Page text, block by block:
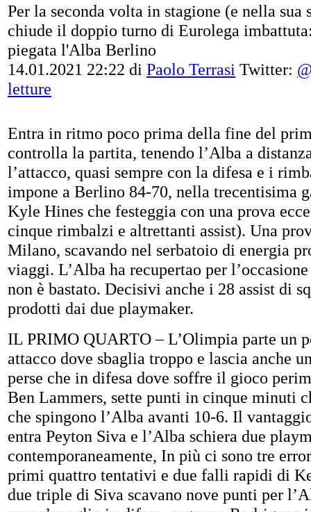
Per la seconda volta in stagione (e nella
chiude il doppio turno di Eurolega
piegata l'Alba Berlino
14.01.2021 22:22 di Paolo Terrasi Twitter:
letture
Entra in ritmo poco prima della fine del
controlla la partita, tenendo l’Alba a
l’attacco, quasi sempre con la difesa e i
impone a Berlino 84-70, nella trecentisima
Kyle Hines che festeggia con una prova
cinque rimbalzi e altrettanti assist). Una
Milano, scavando nel serbatoio di energia
viaggi. L’Alba ha recupertao per
non è bastato. Decisivi anche i 28 assist di
prodotti dai due playmaker.
IL PRIMO QUARTO – L’Olimpia parte un
attacco dove sbaglia troppo e lascia anche
perse che in difesa dove soffre il gioco
Ben Lammers, sette punti in cinque minuti
che spingono l’Alba avanti 10-6. Il
entra Peyton Siva e l’Alba schiera due
contemporaneamente, In più ci sono tre
primi quattro tentativi e due falli rapidi di
due triple di Siva scavano nove punti per